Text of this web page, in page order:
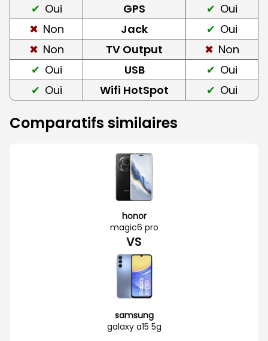
Oui
GPS
Oui
Non
Jack
Oui
Non
TV Output
Non
Oui
USB
Oui
Oui
Wifi HotSpot Oui
Comparatifs similaires
honor
magic6 pro
VS
samsung
galaxy a15 5g